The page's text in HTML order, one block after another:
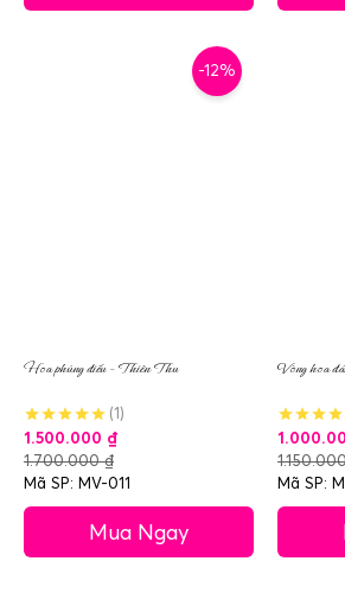
-12%
Hoa phúng điếu – Thiên Thu
(1)
1.500.000 ₫
1.700.000₫
Mã SP: MV-011
Mua Ngay
Vòng hoa
Mã SP: